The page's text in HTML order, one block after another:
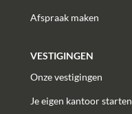
Afspraak maken
VESTIGINGEN
Onze vestigingen
Je eigen kantoor starten